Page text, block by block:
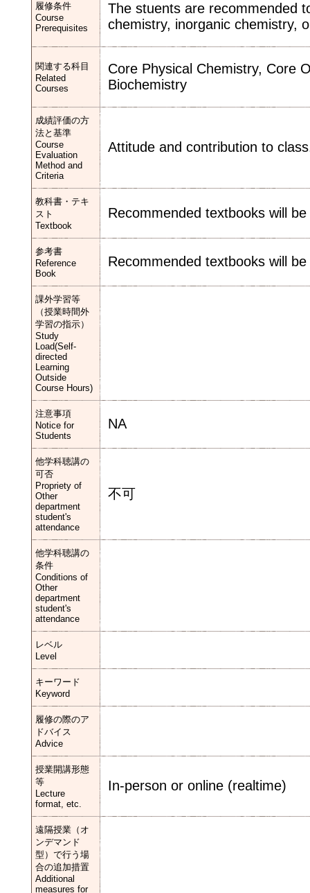
履修条件
Course
Prerequisites
The stuents are recommended
chemistry, inorganic chemistry,
関連する科目
Related
Courses
Core Physical Chemistry, Core
Biochemistry
成績評価の方
法と基準
Course
Evaluation
Method and
Criteria
Attitude and contribution to
教科書・テキ
スト
Textbook
Recommended textbooks will
参考書
Reference
Book
Recommended textbooks will
課外学習等
（授業時間外
学習の指示）
Study
Load(Self-
directed
Learning
Outside
Course Hours)
注意事項
Notice for
Students
NA
他学科聴講の
可否
Propriety of
Other
department
student's
attendance
不可
他学科聴講の
条件
Conditions of
Other
department
student's
attendance
レベル
Level
キーワード
Keyword
履修の際のア
ドバイス
Advice
授業開講形態
等
Lecture
format, etc.
In-person or online (realtime)
遠隔授業（オ
ンデマンド
型）で行う場
合の追加措置
Additional
measures for